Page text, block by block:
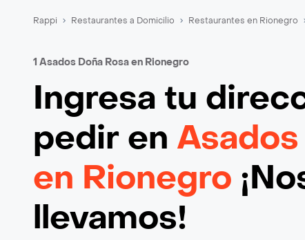
Rappi Restaurantes a Domicilio Restaurantes en Rionegro
1 Asados Doña Rosa en Rionegro
Ingresa tu
pedir en
en Rionegro
llevamos!